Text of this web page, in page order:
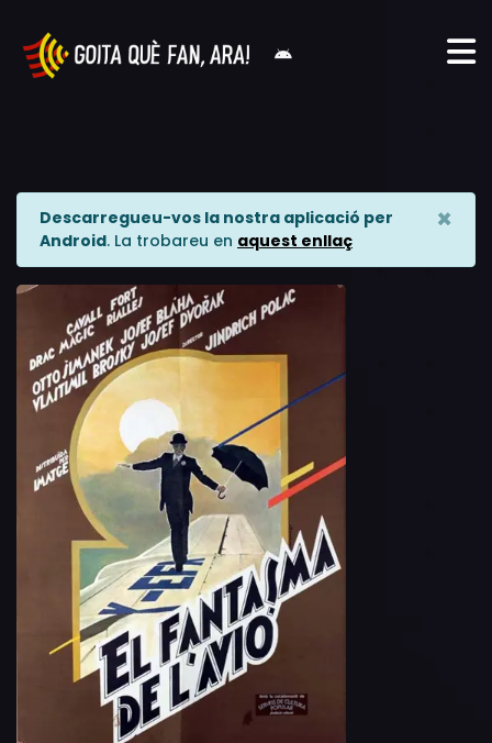
Descarregueu-vos la nostra aplicació per
Android. La trobareu en aquest enllaç
×